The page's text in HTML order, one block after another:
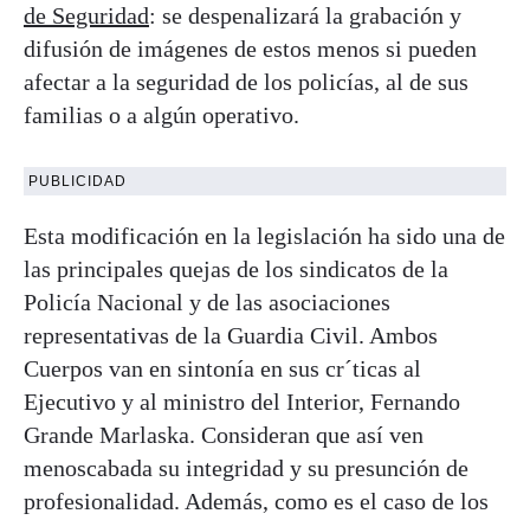
de Seguridad: se despenalizará la grabación y
difusión de imágenes de estos menos si pueden
afectar a la seguridad de los policías, al de sus
familias o a algún operativo.
PUBLICIDAD
Esta modificación en la legislación ha sido una de
las principales quejas de los sindicatos de la
Policía Nacional y de las asociaciones
representativas de la Guardia Civil. Ambos
Cuerpos van en sintonía en sus cr´ticas al
Ejecutivo y al ministro del Interior, Fernando
Grande Marlaska. Consideran que así ven
menoscabada su integridad y su presunción de
profesionalidad. Además, como es el caso de los